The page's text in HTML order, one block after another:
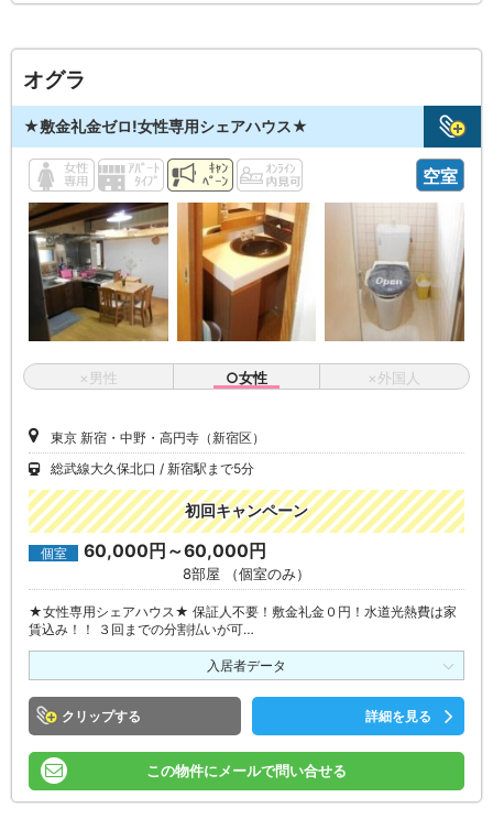
オグラ
★敷金礼金ゼロ!女性専用シェアハウス★
空室
×男性 ○女性 ×外国人
東京 新宿・中野・高円寺（新宿区）
総武線大久保北口
新宿駅まで5分
初回キャンペーン
個室 60,000円～60,000円
8部屋 （個室のみ）
★女性専用シェアハウス★ 保証人不要！敷金礼金０円！水道光熱費は家
賃込み！！ ３回までの分割払いが可…
入居者データ
クリップ 詳細を見る
この物件にメールで問い合せる